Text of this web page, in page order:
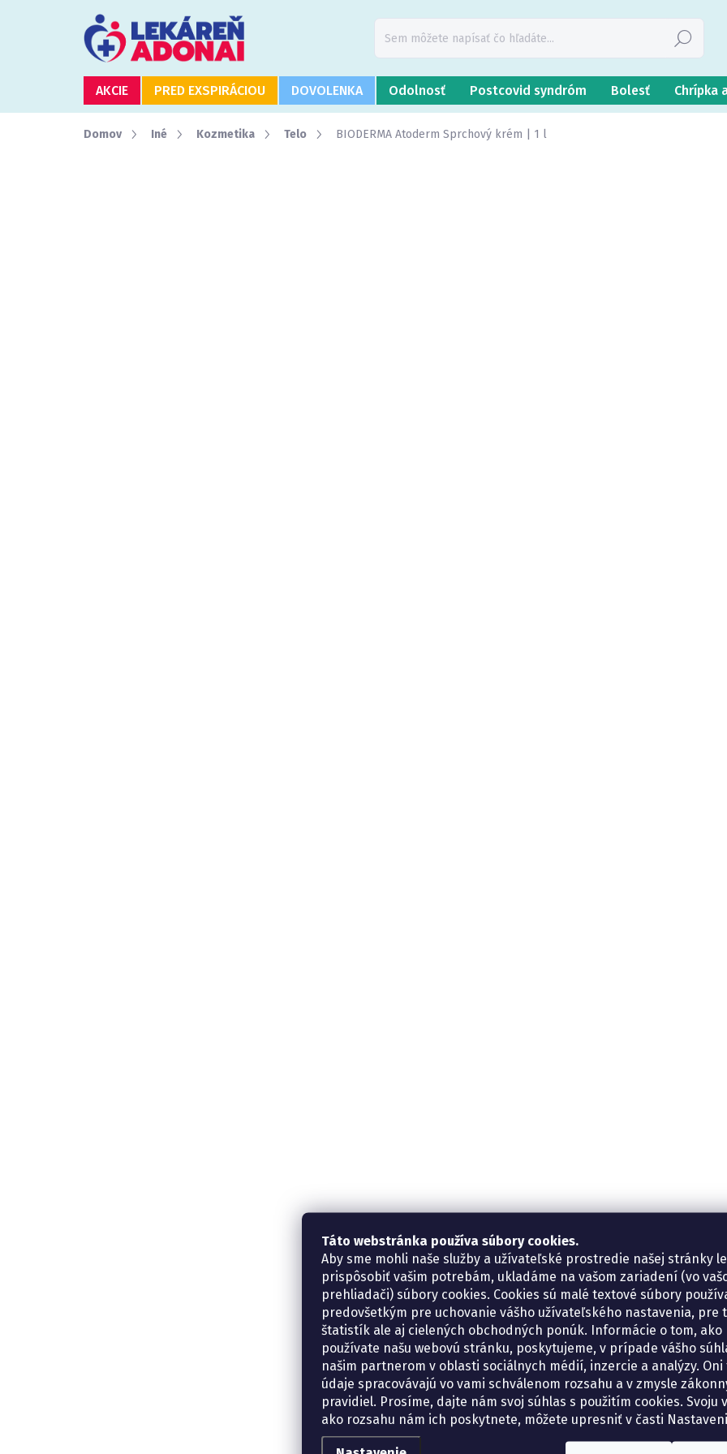
Táto webstránka používa súbory cookies.
Aby sme mohli naše služby a užívateľské prostredie našej stránky
prispôsobiť vašim potrebám, ukladáme na vašom zariadení (vo
prehliadači) súbory cookies. Cookies sú malé textové súbory
predovšetkým pre uchovanie vášho užívateľského nastavenia, pre
štatistík ale aj cielených obchodných ponúk. Informácie o tom, ako
používate našu webovú stránku, poskytujeme, v prípade vášho
našim partnerom v oblasti sociálnych médií, inzercie a analýzy.
údaje spracovávajú vo vami schválenom rozsahu a v zmysle
pravidiel. Prosíme, dajte nám svoj súhlas s použitím cookies. Svoju
ako rozsahu nám ich poskytnete, môžete upresniť v časti
Hľadať
AKCIE PRED EXSPIRÁCIOU DOVOLENKA Odolnosť Postcovid syndróm Bolesť Chrípka
Domov Iné Kozmetika Telo BIODERMA Atoderm Sprchový krém | 1 l